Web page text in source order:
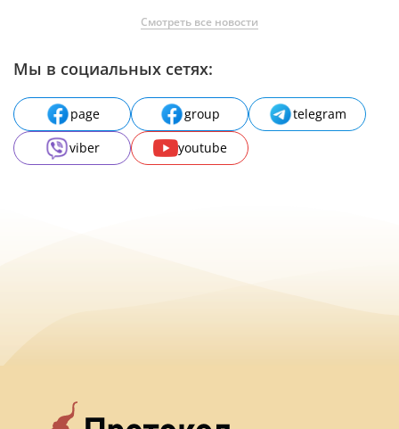
Смотреть все новости
Мы в социальных сетях:
page group
telegram
viber
youtube